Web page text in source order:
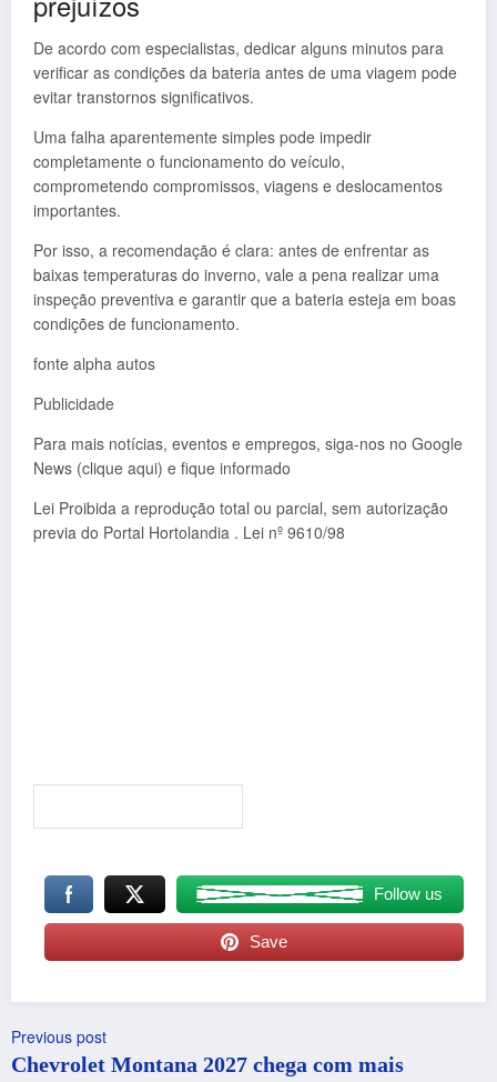
De acordo com especialistas, dedicar alguns minutos para
verificar as condições da bateria antes de uma viagem pode
evitar transtornos significativos.
Uma falha aparentemente simples pode impedir
completamente o funcionamento do veículo,
comprometendo compromissos, viagens e deslocamentos
importantes.
Por isso, a recomendação é clara: antes de enfrentar as
baixas temperaturas do inverno, vale a pena realizar uma
inspeção preventiva e garantir que a bateria esteja em boas
condições de funcionamento.
fonte alpha autos
Publicidade
Para mais notícias, eventos e empregos, siga-nos no Google
News (clique aqui) e fique informado
Lei Proibida a reprodução total ou parcial, sem autorização
previa do Portal Hortolandia . Lei nº 9610/98
Follow us
Save
Previous post
Chevrolet Montana 2027 chega com mais